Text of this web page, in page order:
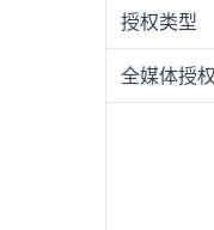
授权类型
全媒体授权